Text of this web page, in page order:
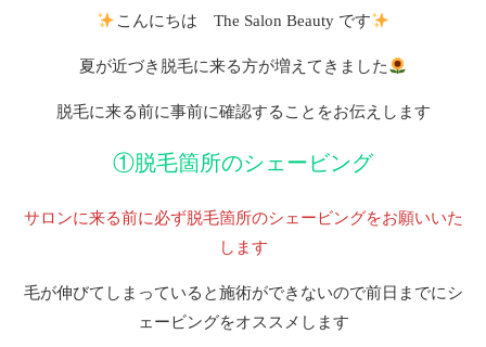
こんにちは The Salon Beauty です
夏が近づき脱毛に来る方が増えてきました
脱毛に来る前に事前に確認することをお伝えします
①脱毛箇所のシェービング
サロンに来る前に必ず脱毛箇所のシェービングをお願いいた
します
毛が伸びてしまっていると施術ができないので前日までにシ
ェービングをオススメします